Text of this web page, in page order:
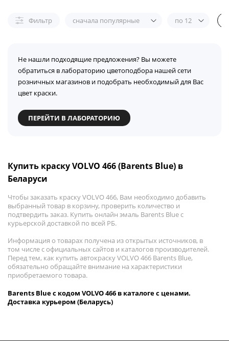
Фильтр сначала популярные по 12
Не нашли подходящие предложения? Вы можете
обратиться в лабораторию цветоподбора нашей сети
розничных магазинов и подобрать необходимый для Вас
цвет краски.
ПЕРЕЙТИ В ЛАБОРАТОРИЮ
Купить краску VOLVO 466 (Barents Blue) в
Беларуси
Чтобы заказать краску VOLVO 466, Вам необходимо добавить
выбранный товар в корзину, проверить количество и
подтвердить заказ. Купить онлайн эмаль Barents Blue с
курьерской доставкой по всей РБ.
Информация о товарах получена из открытых источников, в
том числе с официальных сайтов и каталогов производителей.
Перед тем, как купить автокраску VOLVO 466 Barents Blue,
обязательно обращайте внимание на характеристики
приобретаемого товара.
Barents Blue с кодом VOLVO 466 в каталоге с ценами.
Доставка курьером (Беларусь)